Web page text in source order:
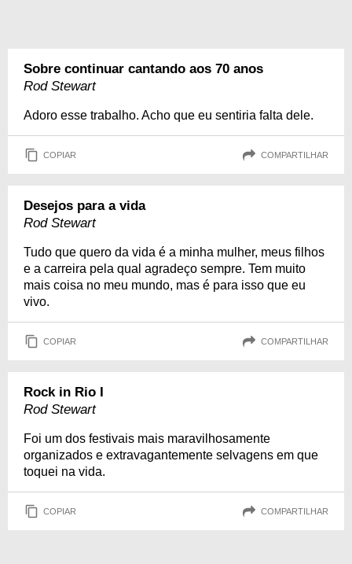
Sobre continuar cantando aos 70 anos
Rod Stewart
Adoro esse trabalho. Acho que eu sentiria falta dele.
COPIAR COMPARTILHAR
Desejos para a vida
Rod Stewart
Tudo que quero da vida é a minha mulher, meus filhos
e a carreira pela qual agradeço sempre. Tem muito
mais coisa no meu mundo, mas é para isso que eu
vivo.
COPIAR COMPARTILHAR
Rock in Rio I
Rod Stewart
Foi um dos festivais mais maravilhosamente
organizados e extravagantemente selvagens em que
toquei na vida.
COPIAR COMPARTILHAR